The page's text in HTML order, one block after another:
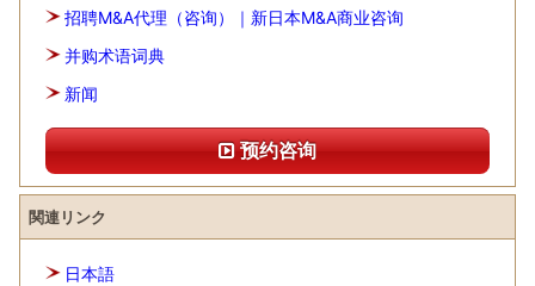
招聘M&A代理（咨询）｜新日本M&A商业咨询
并购术语词典
新闻
预约咨询
関連リンク
日本語